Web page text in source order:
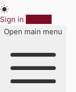
Sign in
Open main menu